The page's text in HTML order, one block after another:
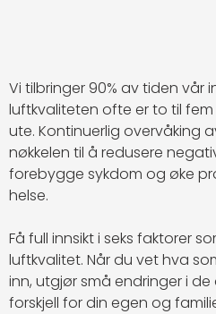
Vi tilbringer 90% av tiden vår
luftkvaliteten ofte er to til
ute. Kontinuerlig overvåking
nøkkelen til å redusere
forebygge sykdom og øke
helse.
Få full innsikt i seks faktorer
luftkvalitet. Når du vet hva
inn, utgjør små endringer i
forskjell for din egen og